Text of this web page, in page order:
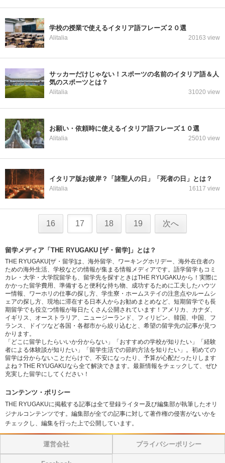
学校の授業で使えるイタリア語フレーズ２０選
Alitalia 20163 view
サッカーだけじゃない！スポーツの名前のイタリア語＆人
気のスポーツとは？
Alitalia 31020 view
お願い・依頼時に使えるイタリア語フレーズ１０選
Alitalia 25010 view
イタリア版お彼岸？「諸聖人の日」「死者の日」とは？
Alitalia 16117 view
16 17 18 19 次へ
留学メディア「THE RYUGAKU [ザ・留学]」とは？
THE RYUGAKU[ザ・留学]は、海外留学、ワーキングホリデー、海外在住者の
ための海外生活、学校などの情報が集まる情報メディアです。語学留学もコミ
カレ・大学・大学院留学も、留学先を探すときはTHE RYUGAKUから！実際に
かかった留学費用、準備すると便利な持ち物、成功するために工夫したハウツ
ー情報、ワーホリの仕事の探し方、学生寮・ホームステイの注意点やルームシ
ェアの探し方、現地に滞在する日本人からお勧めまとめなど、短期留学でも長
期留学でも役立つ情報が毎日たくさん公開されています！アメリカ、カナダ、
イギリス、オーストラリア、ニュージーランド、フィリピン、韓国、中国、フ
ランス、ドイツなど各国・各都市から絞り込むと、希望の留学先の記事が見つ
かります。
「どこに留学したらいいか分からない」「おすすめの学校が知りたい」「経験
者による体験談が知りたい」「留学生活での節約方法を知りたい」。初めての
留学は分からないことだらけで、不安になったり、予算が心配だったりします
よね？THE RYUGAKUなら全て解決できます。最新情報をチェックして、ぜひ
充実した留学にしてください！
コンテンツ・ポリシー
THE RYUGAKUに掲載する記事は全て登録ライター及び編集部が執筆したオリ
ジナルコンテンツです。編集部が全ての記事に対して著作権の侵害がないかを
チェックし、編集を行った上で公開しています。
運営会社 プライバシーポリシー